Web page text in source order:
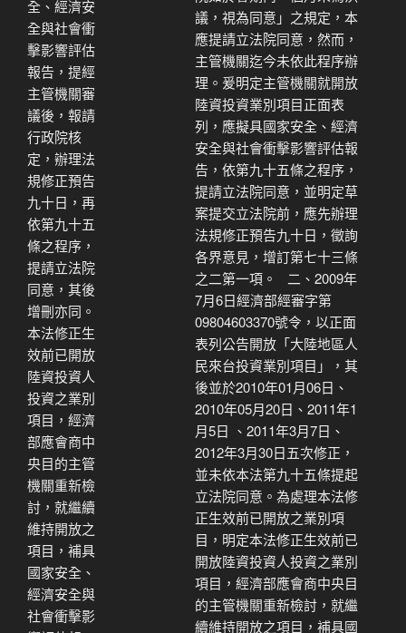
全、經濟安
全與社會衝
擊影響評估
報告，提經
主管機關審
議後，報請
行政院核
定，辦理法
規修正預告
九十日，再
依第九十五
條之程序，
提請立法院
同意，其後
增刪亦同。
本法修正生
效前已開放
陸資投資人
投資之業別
項目，經濟
部應會商中
央目的主管
機關重新檢
討，就繼續
維持開放之
項目，補具
國家安全、
經濟安全與
社會衝擊影
議，視為同意」之規定，本
應提請立法院同意，然而，
主管機關迄今未依此程序辦
理。爰明定主管機關就開放
陸資投資業別項目正面表
列，應擬具國家安全、經濟
安全與社會衝擊影響評估報
告，依第九十五條之程序，
提請立法院同意，並明定草
案提交立法院前，應先辦理
法規修正預告九十日，徵詢
各界意見，增訂第七十三條
之二第一項。 二、2009年
7月6日經濟部經審字第
09804603370號令，以正面
表列公告開放「大陸地區人
民來台投資業別項目」，其
後並於2010年01月06日、
2010年05月20日、2011年1
月5日 、2011年3月7日、
2012年3月30日五次修正，
並未依本法第九十五條提起
立法院同意。為處理本法修
正生效前已開放之業別項
目，明定本法修正生效前已
開放陸資投資人投資之業別
項目，經濟部應會商中央目
的主管機關重新檢討，就繼
續維持開放之項目，補具國